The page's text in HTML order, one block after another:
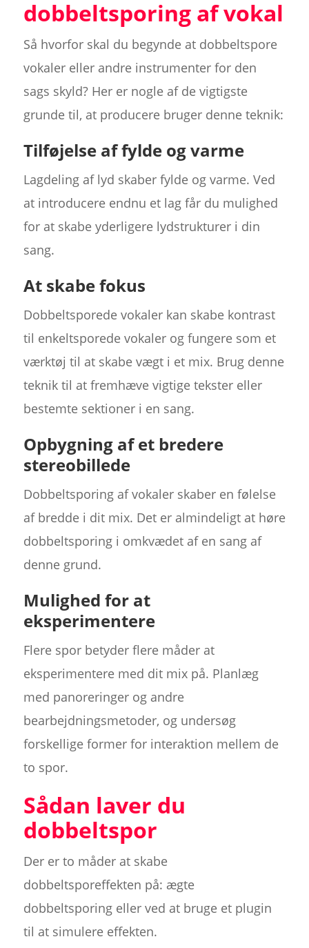
dobbeltsporing af vokal
Så hvorfor skal du begynde at dobbeltspore
vokaler eller andre instrumenter for den
sags skyld? Her er nogle af de vigtigste
grunde til, at producere bruger denne teknik:
Tilføjelse af fylde og varme
Lagdeling af lyd skaber fylde og varme. Ved
at introducere endnu et lag får du mulighed
for at skabe yderligere lydstrukturer i din
sang.
At skabe fokus
Dobbeltsporede vokaler kan skabe kontrast
til enkeltsporede vokaler og fungere som et
værktøj til at skabe vægt i et mix. Brug denne
teknik til at fremhæve vigtige tekster eller
bestemte sektioner i en sang.
Opbygning af et bredere
stereobillede
Dobbeltsporing af vokaler skaber en følelse
af bredde i dit mix. Det er almindeligt at høre
dobbeltsporing i omkvædet af en sang af
denne grund.
Mulighed for at
eksperimentere
Flere spor betyder flere måder at
eksperimentere med dit mix på. Planlæg
med panoreringer og andre
bearbejdningsmetoder, og undersøg
forskellige former for interaktion mellem de
to spor.
Sådan laver du
dobbeltspor
Der er to måder at skabe
dobbeltsporeffekten på: ægte
dobbeltsporing eller ved at bruge et plugin
til at simulere effekten.